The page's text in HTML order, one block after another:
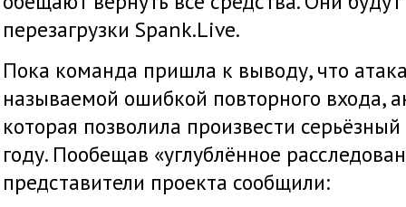
перезагрузки Spank.Live.
Пока команда пришла к выводу, что
называемой ошибкой повторного входа,
которая позволила произвести
году. Пообещав «углублённое
представители проекта сообщили: